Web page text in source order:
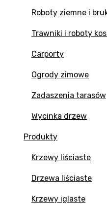
Roboty ziemne i
Trawniki i roboty
Carporty
Ogrody zimowe
Zadaszenia tarasów
Wycinka drzew
Produkty
Krzewy liściaste
Drzewa liściaste
Krzewy iglaste